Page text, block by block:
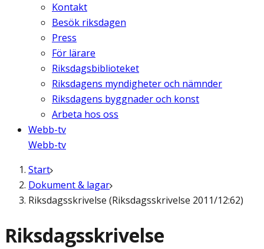
Kontakt
Besök riksdagen
Press
För lärare
Riksdagsbiblioteket
Riksdagens myndigheter och nämnder
Riksdagens byggnader och konst
Arbeta hos oss
Webb-tv
Webb-tv
Start
Dokument & lagar
Riksdagsskrivelse (Riksdagsskrivelse 2011/12:62)
Riksdagsskrivelse